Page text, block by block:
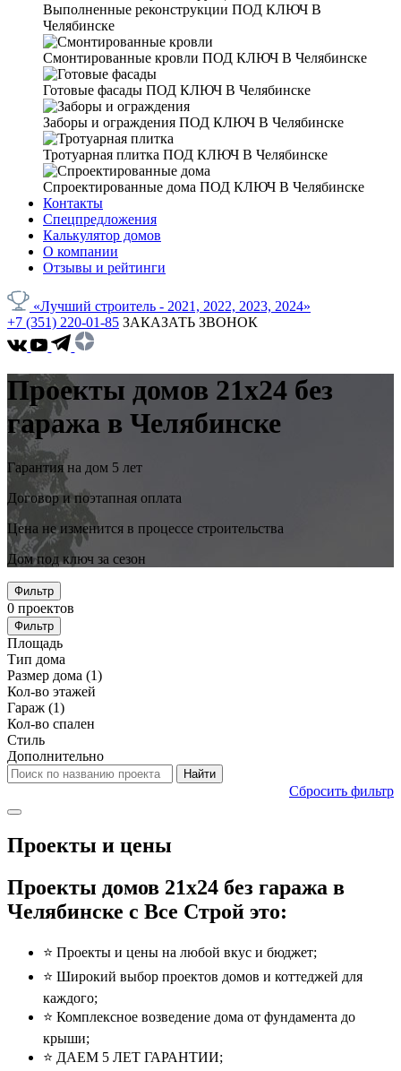
Выполненные реконструкции ПОД КЛЮЧ В
Челябинске
Смонтированные кровли ПОД КЛЮЧ В Челябинске
Готовые фасады ПОД КЛЮЧ В Челябинске
Заборы и ограждения ПОД КЛЮЧ В Челябинске
Тротуарная плитка ПОД КЛЮЧ В Челябинске
Спроектированные дома ПОД КЛЮЧ В Челябинске
Контакты
Спецпредложения
Калькулятор домов
О компании
Отзывы и рейтинги
«Лучший строитель - 2021, 2022, 2023, 2024»
+7 (351) 220-01-85 ЗАКАЗАТЬ ЗВОНОК
Проекты домов 21x24 без
гаража в Челябинске
Гарантия на дом 5 лет
Договор и поэтапная оплата
Цена не изменится в процессе строительства
Дом под ключ за сезон
Фильтр
0 проектов
Фильтр
Площадь
Тип дома
Размер дома (1)
Кол-во этажей
Гараж (1)
Кол-во спален
Стиль
Дополнительно
Сбросить фильтр
Проекты и цены
Проекты домов 21x24 без гаража в
Челябинске с Все Строй это:
⭐️ Проекты и цены на любой вкус и бюджет;
⭐️ Широкий выбор проектов домов и коттеджей для
каждого;
⭐️ Комплексное возведение дома от фундамента до
крыши;
⭐️ ДАЕМ 5 ЛЕТ ГАРАНТИИ;